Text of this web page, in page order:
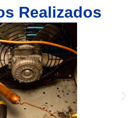
Realizados